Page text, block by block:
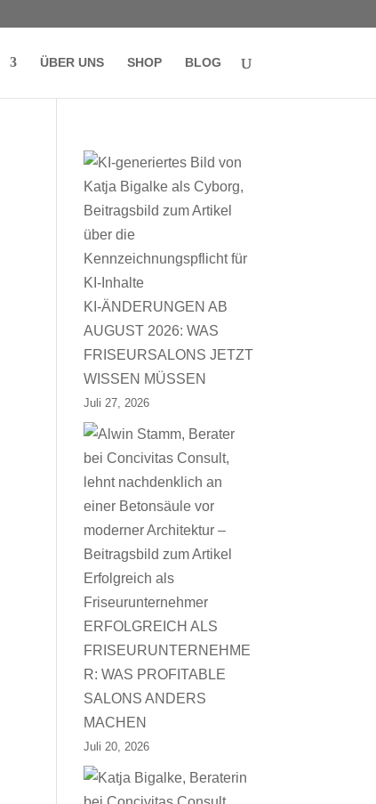
ÜBER UNS SHOP BLOG
KI-ÄNDERUNGEN AB
AUGUST 2026: WAS
FRISEURSALONS JETZT
WISSEN MÜSSEN
Juli 27, 2026
ERFOLGREICH ALS
FRISEURUNTERNEHME
R: WAS PROFITABLE
SALONS ANDERS
MACHEN
Juli 20, 2026